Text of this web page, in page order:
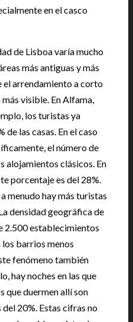
en el casco
de Lisboa varía mucho
más antiguas y más
el arrendamiento a corto
visible. En Alfama,
los turistas ya
de las casas. En el caso
el número de
alojamientos clásicos. En
porcentaje es del 28%.
menudo hay más turistas
densidad geográfica de
2.500 establecimientos
barrios menos
fenómeno también
hay noches en las que
que duermen allí son
del 20%. Estas cifras no